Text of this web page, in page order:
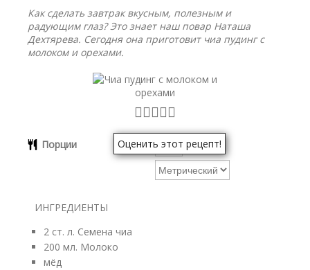
Как сделать завтрак вкусным, полезным и
радующим глаз? Это знает наш повар Наташа
Дехтярева. Сегодня она приготовит чиа пудинг с
молоком и орехами.
Оценить этот рецепт!
Порции
ИНГРЕДИЕНТЫ
2 ст. л. Семена чиа
200 мл. Молоко
мёд